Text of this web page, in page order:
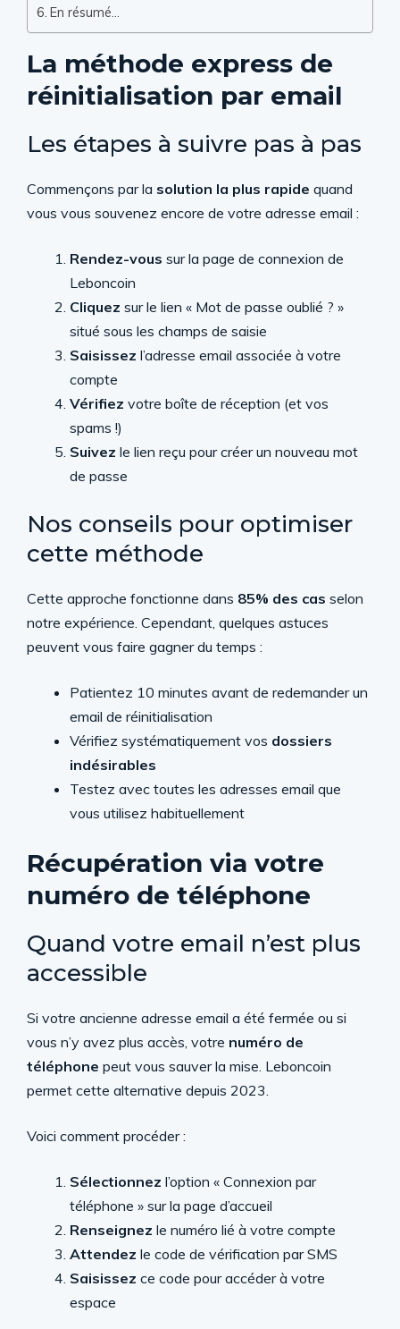
En résumé…
La méthode express de
réinitialisation par email
Les étapes à suivre pas à pas
Commençons par la solution la plus rapide quand
vous vous souvenez encore de votre adresse email :
Rendez-vous sur la page de connexion de
Leboncoin
Cliquez sur le lien « Mot de passe oublié ? »
situé sous les champs de saisie
Saisissez l’adresse email associée à votre
compte
Vérifiez votre boîte de réception (et vos
spams !)
Suivez le lien reçu pour créer un nouveau mot
de passe
Nos conseils pour optimiser
cette méthode
Cette approche fonctionne dans 85% des cas selon
notre expérience. Cependant, quelques astuces
peuvent vous faire gagner du temps :
Patientez 10 minutes avant de redemander un
email de réinitialisation
Vérifiez systématiquement vos dossiers
indésirables
Testez avec toutes les adresses email que
vous utilisez habituellement
Récupération via votre
numéro de téléphone
Quand votre email n’est plus
accessible
Si votre ancienne adresse email a été fermée ou si
vous n’y avez plus accès, votre numéro de
téléphone peut vous sauver la mise. Leboncoin
permet cette alternative depuis 2023.
Voici comment procéder :
Sélectionnez l’option « Connexion par
téléphone » sur la page d’accueil
Renseignez le numéro lié à votre compte
Attendez le code de vérification par SMS
Saisissez ce code pour accéder à votre
espace